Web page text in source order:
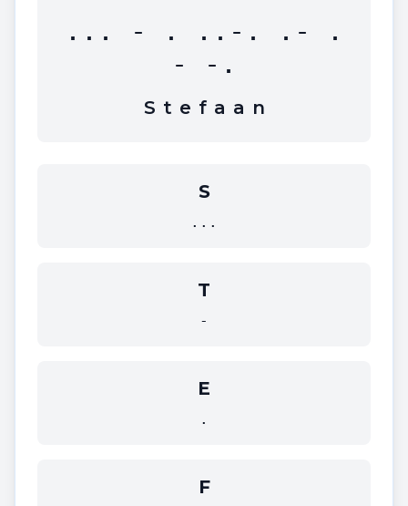
... - . ..-. .- .
- -.
S t e f a a n
S
...
T
-
E
.
F